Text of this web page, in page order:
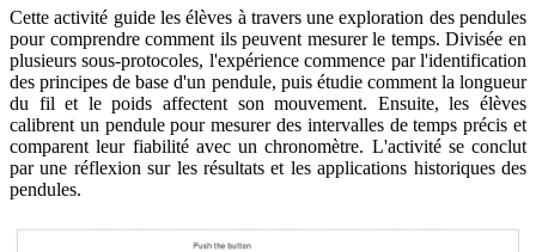
Cette activité guide les élèves à travers une exploration des pendules
pour comprendre comment ils peuvent mesurer le temps. Divisée en
plusieurs sous-protocoles, l'expérience commence par l'identification
des principes de base d'un pendule, puis étudie comment la longueur
du fil et le poids affectent son mouvement. Ensuite, les élèves
calibrent un pendule pour mesurer des intervalles de temps précis et
comparent leur fiabilité avec un chronomètre. L'activité se conclut
par une réflexion sur les résultats et les applications historiques des
pendules.